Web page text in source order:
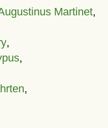
Martinet,
,
,
,